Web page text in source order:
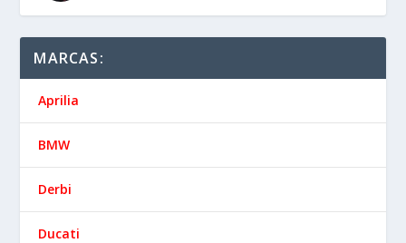
MARCAS:
Aprilia
BMW
Derbi
Ducati